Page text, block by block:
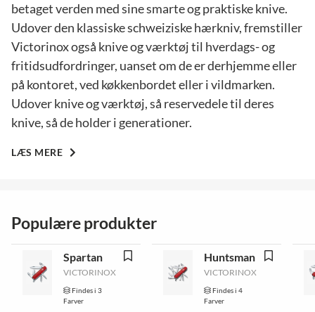
betaget verden med sine smarte og praktiske knive.
Udover den klassiske schweiziske hærkniv, fremstiller
Victorinox også knive og værktøj til hverdags- og
fritidsudfordringer, uanset om de er derhjemme eller
på kontoret, ved køkkenbordet eller i vildmarken.
Udover knive og værktøj, så reservedele til deres
knive, så de holder i generationer.
LÆS MERE
Populære produkter
Spartan
VICTORINOX
Findes i 3
Farver
Huntsman
VICTORINOX
Findes i 4
Farver